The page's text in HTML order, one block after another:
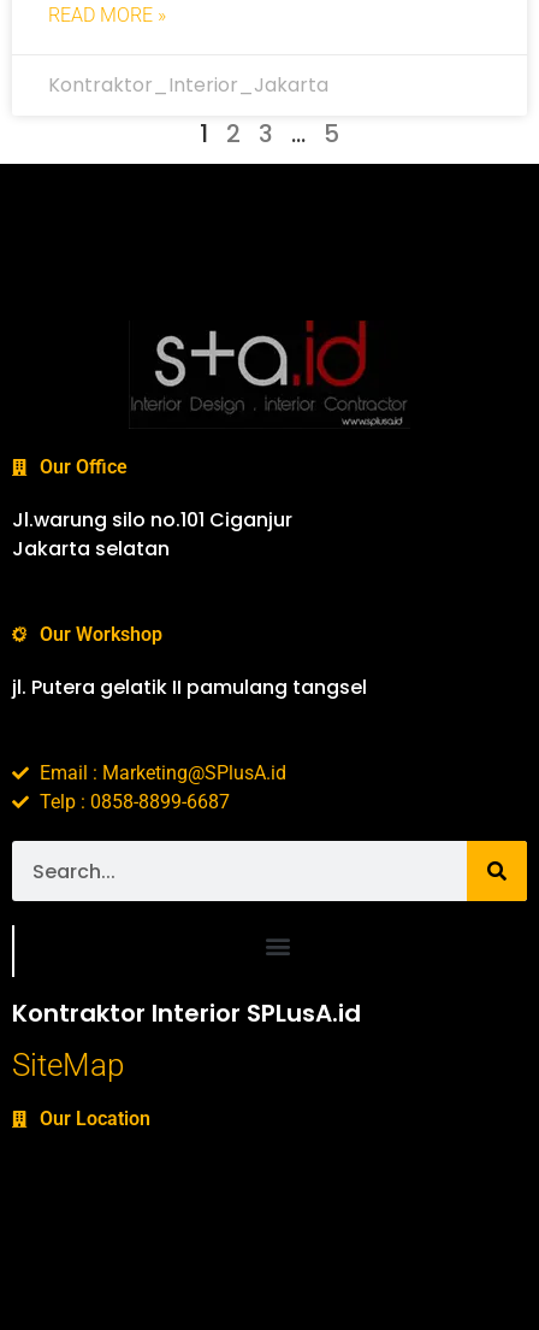
READ MORE »
Kontraktor_Interior_Jakarta
1 2 3 … 5
Our Office
Jl.warung silo no.101 Ciganjur
Jakarta selatan
Our Workshop
jl. Putera gelatik II pamulang tangsel
Email : Marketing@SPlusA.id
Telp : 0858-8899-6687
Kontraktor Interior SPLusA.id
SiteMap
Our Location